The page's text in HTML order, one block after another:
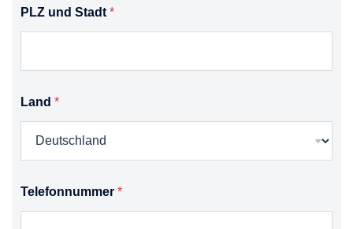
PLZ und Stadt *
Land *
Telefonnummer *